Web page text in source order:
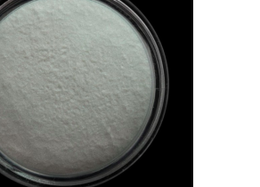
доставки международных посылок:
УкрПочтой; Международная
/ Nova Post (Польша, Молдова,
Румыния, Словакия, Эстония,
Великобритания, Испания).
доставка возможна при заказе на